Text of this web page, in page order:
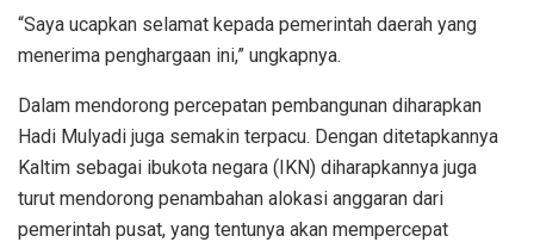
“Saya ucapkan selamat kepada pemerintah daerah yang
menerima penghargaan ini,” ungkapnya.
Dalam mendorong percepatan pembangunan diharapkan
Hadi Mulyadi juga semakin terpacu. Dengan ditetapkannya
Kaltim sebagai ibukota negara (IKN) diharapkannya juga
turut mendorong penambahan alokasi anggaran dari
pemerintah pusat, yang tentunya akan mempercepat